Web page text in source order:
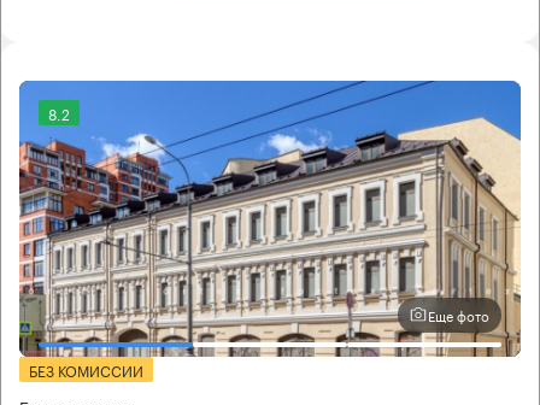
8.2
Еще фото
БЕЗ КОМИССИИ